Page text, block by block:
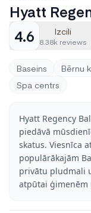
Hyatt
4.6 Izcili
8.38k reviews
Baseins Bērnu
Spa centrs
Hyatt Regency
piedāvā
skatus. Viesnīca
populārākajām
privātu pludmali
atpūtai ģimenēm